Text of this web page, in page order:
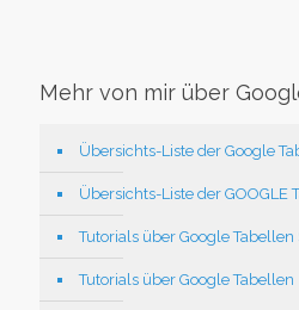
Mehr von mir über
Übersichts-Liste der Google
Übersichts-Liste der GOOGLE
Tutorials über Google
Tutorials über Google Tabellen